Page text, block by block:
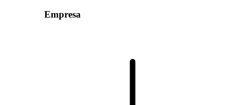
Empresa